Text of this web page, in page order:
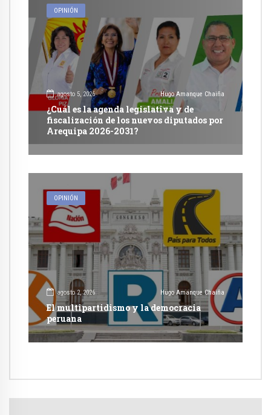
OPINIÓN
agosto 5, 2026 Hugo Amanque Chaiña
¿Cuál es la agenda legislativa y de
fiscalización de los nuevos diputados por
Arequipa 2026-2031?
OPINIÓN
agosto 2, 2026 Hugo Amanque Chaiña
El multipartidismo y la democracia
peruana